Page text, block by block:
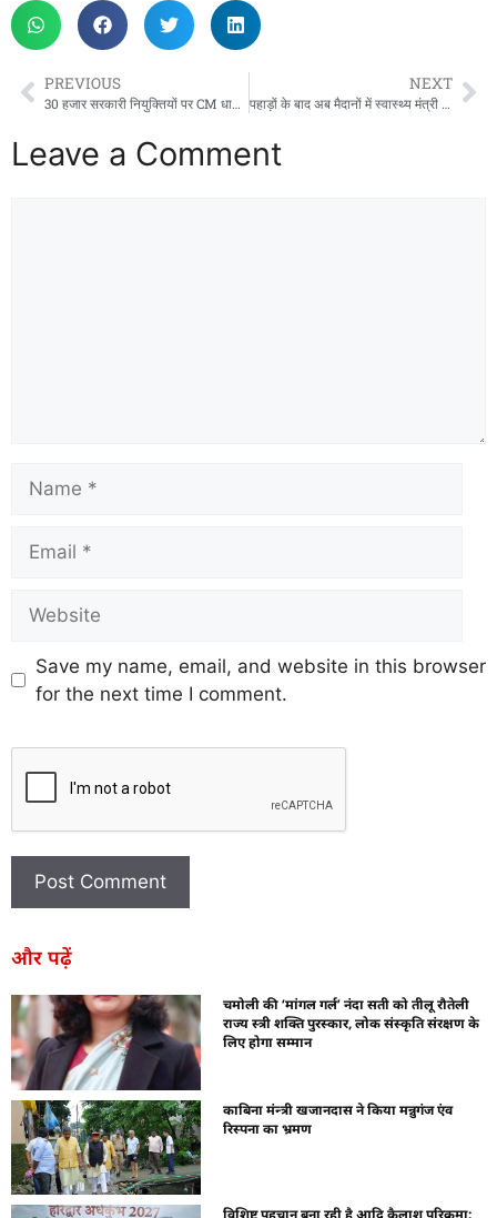
PREVIOUS
30 हजार सरकारी नियुक्तियों पर CM धामी का संदेश, युवाओं से जनसेवा की अपील
NEXT
पहाड़ों के बाद अब मैदानों में स्वास्थ्य मंत्री सुबोध उनियाल का एक्शन: अस्पताल की बदहाल व्यवस्था देख चढ़ा पारा
Leave a Comment
Save my name, email, and website in this browser
for the next time I comment.
और पढ़ें
चमोली की ‘मांगल गर्ल’ नंदा सती को तीलू रौतेली
राज्य स्त्री शक्ति पुरस्कार, लोक संस्कृति संरक्षण के
लिए होगा सम्मान
काबिना मंन्त्री खजानदास ने किया मन्नुगंज एंव
रिस्पना का भ्रमण